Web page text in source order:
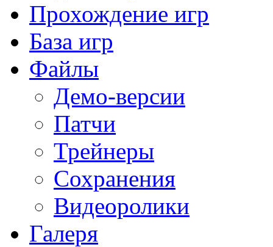
Прохождение игр
База игр
Файлы
Демо-версии
Патчи
Трейнеры
Сохранения
Видеоролики
Галеря